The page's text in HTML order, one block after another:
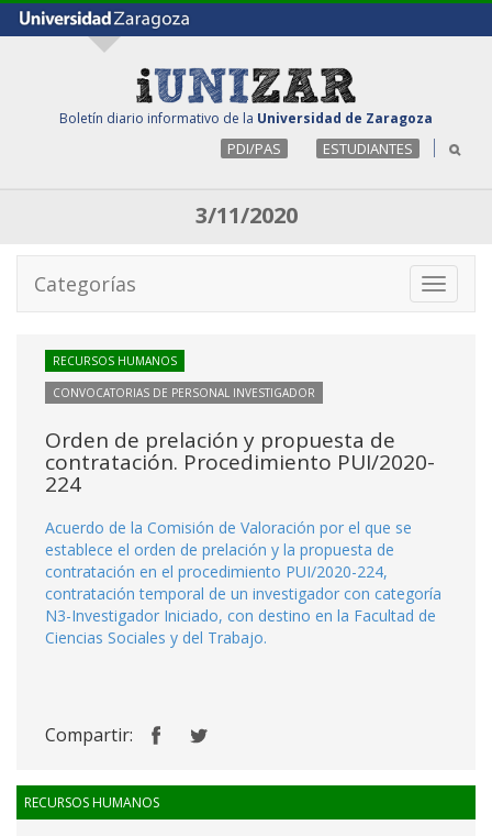
Boletín diario informativo de la Universidad de Zaragoza
PDI/PAS ESTUDIANTES
3/11/2020
Toggle
Categorías
RECURSOS HUMANOS
CONVOCATORIAS DE PERSONAL INVESTIGADOR
Orden de prelación y propuesta de
contratación. Procedimiento PUI/2020-
224
Acuerdo de la Comisión de Valoración por el que se
establece el orden de prelación y la propuesta de
contratación en el procedimiento PUI/2020-224,
contratación temporal de un investigador con categoría
N3-Investigador Iniciado, con destino en la Facultad de
Ciencias Sociales y del Trabajo.
Compartir:
RECURSOS HUMANOS